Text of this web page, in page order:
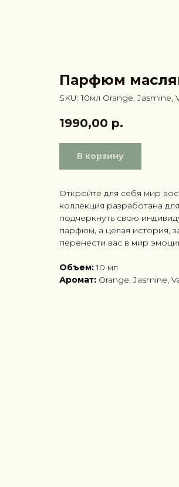
Парфюм
SKU:10мл Orange, Jasmine,
1990,00 р.
В корзину
Откройте для себя мир
коллекция разработана
подчеркнуть свою
парфюм, а целая история,
перенести вас в мир
Объем:10 мл
Аромат: Orange, Jasmine,